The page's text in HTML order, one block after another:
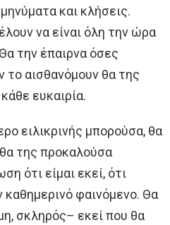
και κλήσεις.
να είναι όλη την ώρα
την έπαιρνα όσες
το αισθανόμουν θα της
ευκαιρία.
ειλικρινής μπορούσα, θα
της προκαλούσα
ότι είμαι εκεί, ότι
καθημερινό φαινόμενο. Θα
σκληρός– εκεί που θα